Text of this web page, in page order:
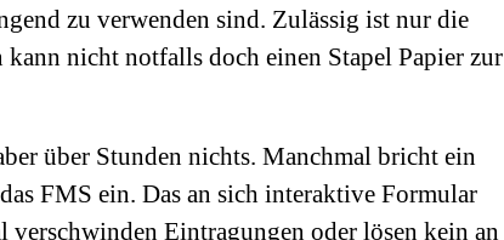
zu verwenden sind. Zulässig ist nur die
nicht notfalls doch einen Stapel Papier zur
über Stunden nichts. Manchmal bricht ein
FMS ein. Das an sich interaktive Formular
Eintragungen oder lösen kein an